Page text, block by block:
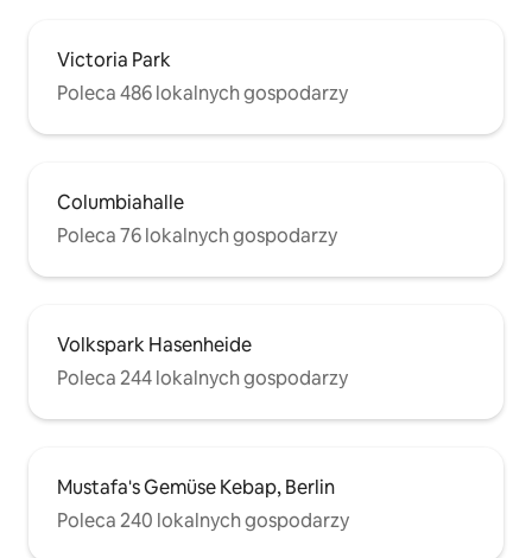
Victoria Park
Poleca 486 lokalnych gospodarzy
Columbiahalle
Poleca 76 lokalnych gospodarzy
Volkspark Hasenheide
Poleca 244 lokalnych gospodarzy
Mustafa's Gemüse Kebap, Berlin
Poleca 240 lokalnych gospodarzy